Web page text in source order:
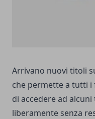
Arrivano nuovi titoli
che permette a tutti i
di accedere ad
liberamente senza